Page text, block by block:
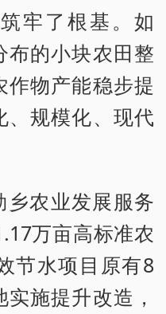
牢了根基。如
布的小块农田整
物产能稳步提
、规模化、现代
乡农业发展服务
万亩高标准农
节水项目原有8
施提升改造，